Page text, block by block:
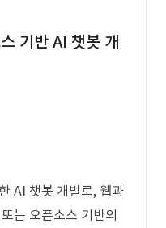
기반 AI 챗봇 개
AI 챗봇 개발로, 웹과
는 오픈소스 기반의